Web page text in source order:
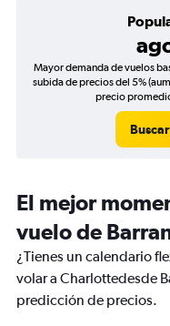
Mayor demanda de vuelos
subida de precios del 5%
precio
El mejor
vuelo de
¿Tienes un calendario
volar a Charlottedesde
predicción de precios.